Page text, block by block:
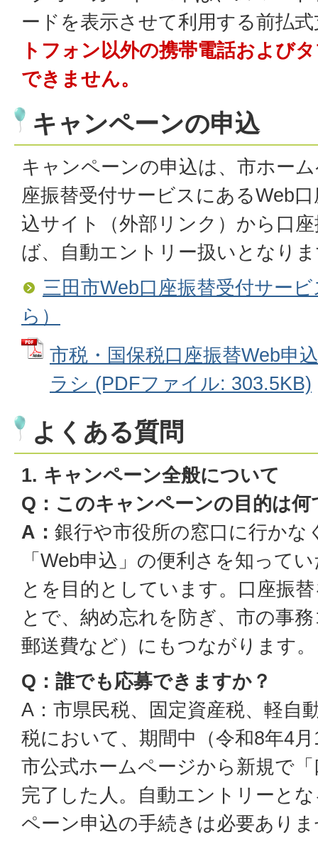
ードを表示させて利用する前払
トフォン以外の携帯電話および
できません。
キャンペーンの申込
キャンペーンの申込は、市ホー
座振替受付サービスにあるWeb
込サイト（外部リンク）から口
ば、自動エントリー扱いとなり
三田市Web口座振替受付サー
ら）
市税・国保税口座振替Web申
ラシ (PDFファイル: 303.5KB)
よくある質問
1. キャンペーン全般について
Q：このキャンペーンの目的は何
A： 銀行や市役所の窓口に行かな
「Web申込」の便利さを知って
とを目的としています。口座振
とで、納め忘れを防ぎ、市の事
郵送費など）にもつながります。
Q：誰でも応募できますか？
A：市県民税、固定資産税、軽自
税において、期間中（令和8年4
市公式ホームページから新規で
完了した人。自動エントリーと
ペーン申込の手続きは必要あり